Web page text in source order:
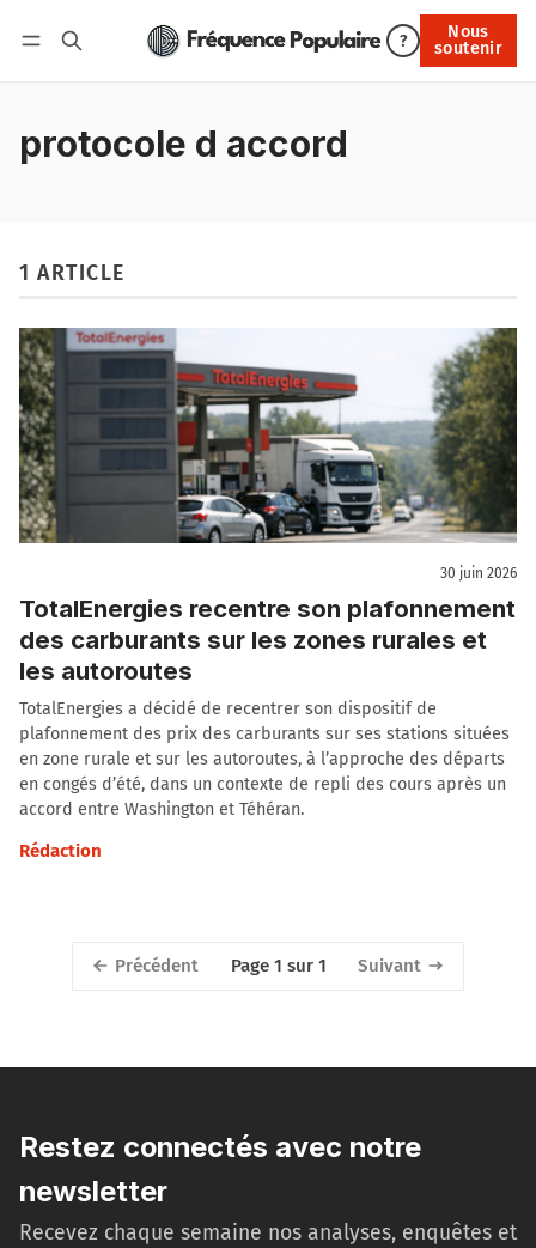
?
Nous
soutenir
Nous soutenir
protocole d accord
1 ARTICLE
30 juin 2026
TotalEnergies recentre son plafonnement
des carburants sur les zones rurales et
les autoroutes
TotalEnergies a décidé de recentrer son dispositif de
plafonnement des prix des carburants sur ses stations situées
en zone rurale et sur les autoroutes, à l’approche des départs
en congés d’été, dans un contexte de repli des cours après un
accord entre Washington et Téhéran.
Rédaction
Précédent Page 1 sur 1 Suivant
Restez connectés avec notre
newsletter
Recevez chaque semaine nos analyses, enquêtes et